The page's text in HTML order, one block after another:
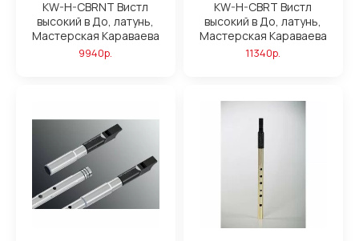
KW-H-CBRNT Вистл
высокий в До, латунь,
Мастерская Караваева
9940р.
KW-H-CBRT Вистл
высокий в До, латунь,
Мастерская Караваева
11340р.